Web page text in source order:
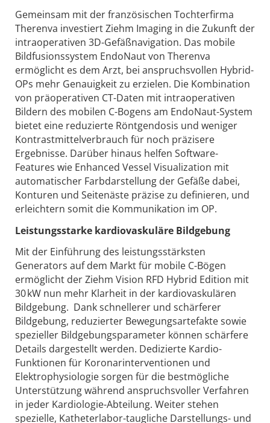
Gemeinsam mit der französischen Tochterfirma
Therenva investiert Ziehm Imaging in die Zukunft der
intraoperativen 3D-Gefäßnavigation. Das mobile
Bildfusionssystem EndoNaut von Therenva
ermöglicht es dem Arzt, bei anspruchsvollen Hybrid-
OPs mehr Genauigkeit zu erzielen. Die Kombination
von präoperativen CT-Daten mit intraoperativen
Bildern des mobilen C-Bogens am EndoNaut-System
bietet eine reduzierte Röntgendosis und weniger
Kontrastmittelverbrauch für noch präzisere
Ergebnisse. Darüber hinaus helfen Software-
Features wie Enhanced Vessel Visualization mit
automatischer Farbdarstellung der Gefäße dabei,
Konturen und Seitenäste präzise zu definieren, und
erleichtern somit die Kommunikation im OP.
Leistungsstarke kardiovaskuläre Bildgebung
Mit der Einführung des leistungsstärksten
Generators auf dem Markt für mobile C-Bögen
ermöglicht der Ziehm Vision RFD Hybrid Edition mit
30 kW nun mehr Klarheit in der kardiovaskulären
Bildgebung. Dank schnellerer und schärferer
Bildgebung, reduzierter Bewegungsartefakte sowie
spezieller Bildgebungsparameter können schärfere
Details dargestellt werden. Dedizierte Kardio-
Funktionen für Koronarinterventionen und
Elektrophysiologie sorgen für die bestmögliche
Unterstützung während anspruchsvoller Verfahren
in jeder Kardiologie-Abteilung. Weiter stehen
spezielle, Katheterlabor-taugliche Darstellungs- und